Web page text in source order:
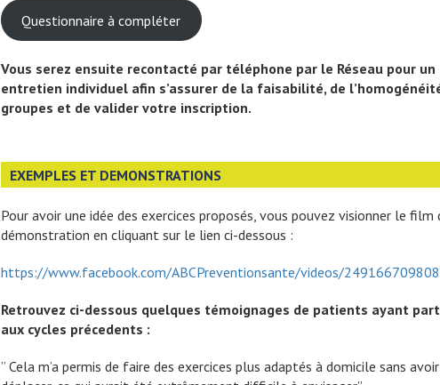
Questionnaire à compléter
Vous serez ensuite recontacté par téléphone par le Réseau pour un
entretien individuel afin s’assurer de la faisabilité, de
groupes et de valider votre inscription.
EXEMPLES ET DEMONSTRATIONS
Pour avoir une idée des exercices proposés, vous pouvez visionner le film
démonstration en cliquant sur le lien ci-dessous :
https://www.facebook.com/ABCPreventionsante/videos/
Retrouvez ci-dessous quelques témoignages de patients ayant
aux cycles précedents :
” Cela m’a permis de faire des exercices plus adaptés à domicile sans